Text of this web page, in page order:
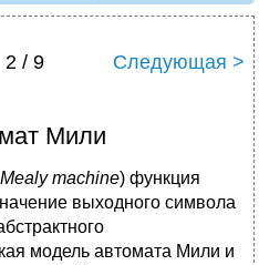
2 / 9 Следующая >
Мили
Mealy machine) функция
выходного символа
модель автомата Мили и